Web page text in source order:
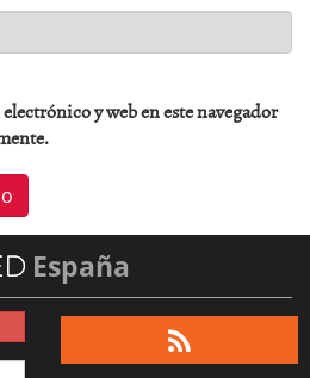
y web en este navegador
España